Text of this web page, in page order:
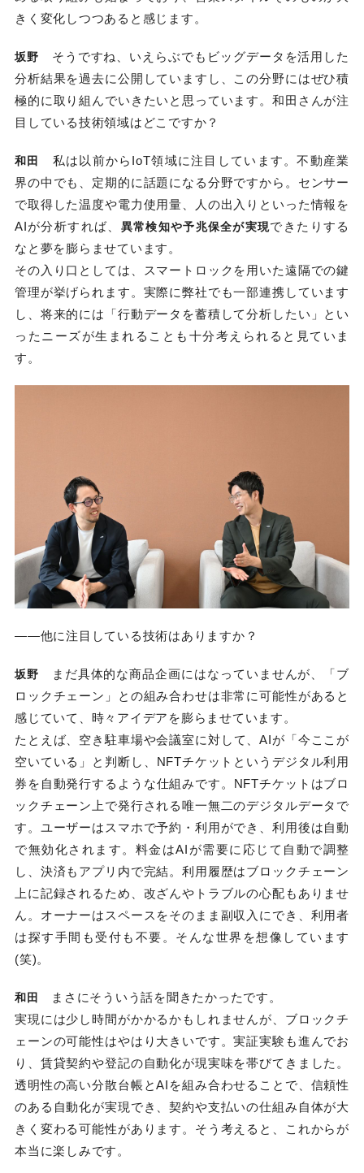
きく変化しつつあると感じます。
坂野 そうですね、いえらぶでもビッグデータを活用した
分析結果を過去に公開していますし、この分野にはぜひ積
極的に取り組んでいきたいと思っています。和田さんが注
目している技術領域はどこですか？
和田
私は以前からIoT領域に注目しています。不動産業
界の中でも、定期的に話題になる分野ですから。センサー
で取得した温度や電力使用量、人の出入りといった情報を
AIが分析すれば、 異常検知や予兆保全が実現できたりする
なと夢を膨らませています。
その入り口としては、スマートロックを用いた遠隔での鍵
管理が挙げられます。実際に弊社でも一部連携しています
し、将来的には「行動データを蓄積して分析したい」とい
ったニーズが生まれることも十分考えられると見ていま
す。
――他に注目している技術はありますか？
坂野 まだ具体的な商品企画にはなっていませんが、「ブ
ロックチェーン」との組み合わせは非常に可能性があると
感じていて、時々アイデアを膨らませています。
たとえば、空き駐車場や会議室に対して、AIが「今ここが
空いている」と判断し、NFTチケットというデジタル利用
券を自動発行するような仕組みです。NFTチケットはブロ
ックチェーン上で発行される唯一無二のデジタルデータで
す。ユーザーはスマホで予約・利用ができ、利用後は自動
で無効化されます。料金はAIが需要に応じて自動で調整
し、決済もアプリ内で完結。利用履歴はブロックチェーン
上に記録されるため、改ざんやトラブルの心配もありませ
ん。オーナーはスペースをそのまま副収入にでき、利用者
は探す手間も受付も不要。そんな世界を想像しています
(笑)。
和田
まさにそういう話を聞きたかったです。
実現には少し時間がかかるかもしれませんが、ブロックチ
ェーンの可能性はやはり大きいです。実証実験も進んでお
り、賃貸契約や登記の自動化が現実味を帯びてきました。
透明性の高い分散台帳とAIを組み合わせることで、信頼性
のある自動化が実現でき、契約や支払いの仕組み自体が大
きく変わる可能性があります。そう考えると、これからが
本当に楽しみです。